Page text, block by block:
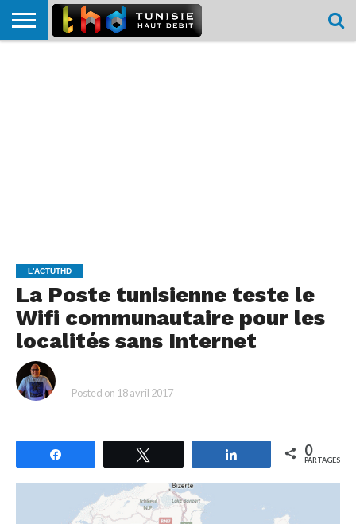
L'ACTUTHD
La Poste tunisienne teste le
Wifi communautaire pour les
localités sans Internet
Posted on 18 avril 2017
Partagez 0
PARTAGES